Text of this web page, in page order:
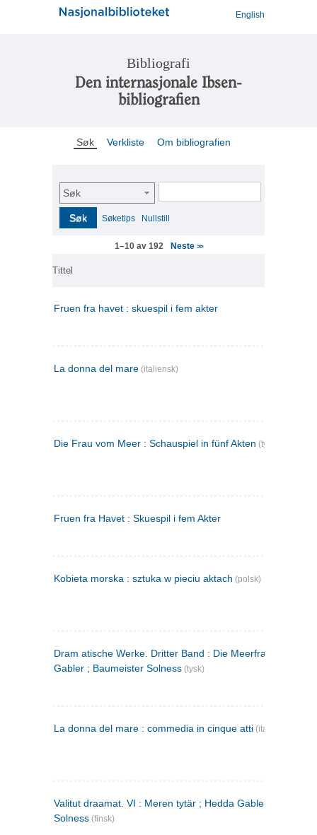
English
Bibliografi
Den internasjonale Ibsen-
bibliografien
Søk Verkliste Om bibliografien
Søk
Søk Søketips Nullstill
1–10 av 192 Neste >>
Tittel
Fruen fra havet : skuespil i fem akter
La donna del mare (italiensk)
Die Frau vom Meer : Schauspiel in fünf Akten (tysk)
Fruen fra Havet : Skuespil i fem Akter
Kobieta morska : sztuka w pieciu aktach (polsk)
Dram atische Werke. Dritter Band : Die Meerfrau ; Hedda
Gabler ; Baumeister Solness (tysk)
La donna del mare : commedia in cinque atti (italiensk)
Valitut draamat. VI : Meren tytär ; Hedda Gabler ;
Solness (finsk)